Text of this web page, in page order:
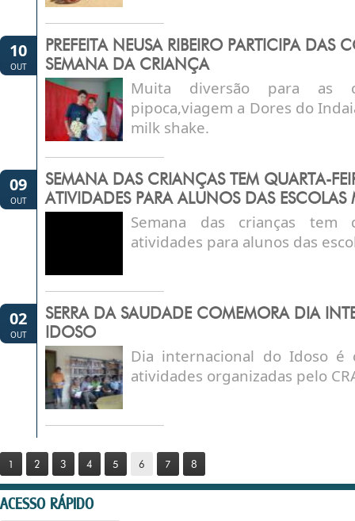
10
OUT
PREFEITA NEUSA RIBEIRO PARTICIPA DAS
SEMANA DA CRIANÇA
Muita diversão para as
pipoca,viagem a Dores do
milk shake.
09
OUT
SEMANA DAS CRIANÇAS TEM QUARTA-
ATIVIDADES PARA ALUNOS DAS ESCOLAS
Semana das crianças tem
atividades para alunos das
02
OUT
SERRA DA SAUDADE COMEMORA DIA
IDOSO
Dia internacional do Idoso é
atividades organizadas pelo
1 2 3 4 5 6 7 8
ACESSO RÁPIDO